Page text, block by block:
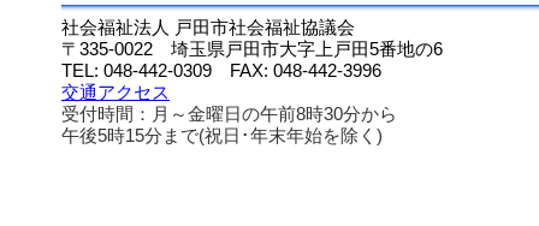
社会福祉法人 戸田市社会福祉協議会
〒335-0022 埼玉県戸田市大字上戸田5番地の6
TEL: 048-442-0309 FAX: 048-442-3996
交通アクセス
受付時間：月～金曜日の午前8時30分から
午後5時15分まで(祝日･年末年始を除く)